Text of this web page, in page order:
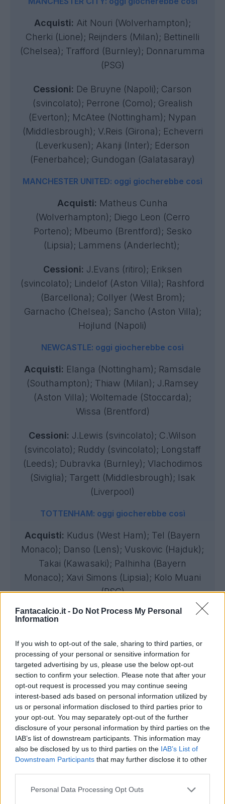
Fantacalcio.it - Do Not Process My Personal
Information
If you wish to opt-out of the sale, sharing to third parties, or
processing of your personal or sensitive information for
targeted advertising by us, please use the below opt-out
section to confirm your selection. Please note that after your
opt-out request is processed you may continue seeing
interest-based ads based on personal information utilized by
us or personal information disclosed to third parties prior to
your opt-out. You may separately opt-out of the further
disclosure of your personal information by third parties on the
IAB’s list of downstream participants. This information may
also be disclosed by us to third parties on the IAB’s List of
Downstream Participants that may further disclose it to other
Personal Data Processing Opt Outs
Acquisti: Ait Nouri (Wolverhampton);
Cherki (Lione); Reijnders (Milan); Bettinelli
(Chelsea); Trafford (Burnley); Donnarumma
(PSG)
Cessioni: De Bruyne (Napoli); Carson
(svincolato); Perrone (Como); Grealish
(Everton); McAtee (Nottingham); Nypan
(Middlesbrough); V.Reis (Girona); Echeverri
(Leverkusen); Akanji (Inter); Ederson
(Fenerbahce); Gundogan (Galatasaray)
MANCHESTER UNITED: oggi giocherebbe così
Acquisti: Matheus Cunha
(Wolverhampton); Diego Leon (Cerro
Porteno); Mbeumo (Brentford); Sesko
(Lipsia); Lammens (Anderlecht);
Cessioni: J.Evans (ritiro); Eriksen
(svincolato); Lindelof (Aston Villa); Rashford
(Barcellona); Collyer (West Brom);
Garnacho (Chelsea); Sancho (Aston Villa);
Hojlund (Napoli)
NEWCASTLE: oggi giocherebbe così
Acquisti: Elanga (Nottingham); Ramsdale
(Southampton); Thiaw (Milan); J.Ramsey
(Aston Villa); Woltemade (Stoccarda);
Wissa (Brentford)
Cessioni: J.Lewis (svincolato); C.Wilson
(svincolato); Ruddy (svincolato); Longstaff
(Leeds); Dubravka (Burnley); Vlachodimos
(Siviglia); Targett (Middlesbrough); Isak
(Liverpool)
TOTTENHAM: oggi giocherebbe così
Acquisti: Kudus (West Ham); Tel (Bayern
Monaco); Danso (Lens); Vuskovic (Hajduk);
Takai (Kawasaki); Palhinha (Bayern
Monaco); Xavi Simons (Lipsia); Kolo Muani
(PSG)
Cessioni: Veliz (Rosario Central); Reguilon
(Lipsia); Son (LAFC); Moore (Glasgow
Rangers); Solomon (Villarreal)
WEST HAM: oggi giocherebbe così
Acquisti: Diouf (Slavia Praga); Walker-
Peters (Southampton); C.Wilson
(Newcastle); Aguerd (Real Sociedad);
Hermansen (Leicester); Mateus Fernandes
(Southampton); Magassa (Monaco); Igor
(Brighton)
Kudus (Tottenham); Cresswell